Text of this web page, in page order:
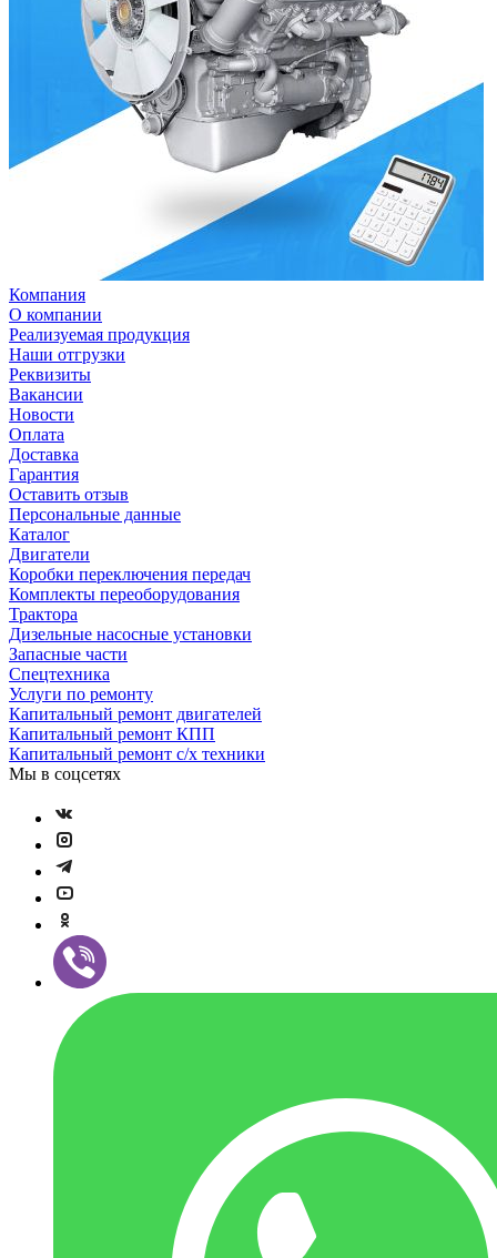
Компания
О компании
Реализуемая продукция
Наши отгрузки
Реквизиты
Вакансии
Новости
Оплата
Доставка
Гарантия
Оставить отзыв
Персональные данные
Каталог
Двигатели
Коробки переключения передач
Комплекты переоборудования
Трактора
Дизельные насосные установки
Запасные части
Спецтехника
Услуги по ремонту
Капитальный ремонт двигателей
Капитальный ремонт КПП
Капитальный ремонт с/х техники
Мы в соцсетях